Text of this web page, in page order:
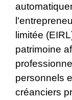
limitée
patrimoine
personnels
créanciers